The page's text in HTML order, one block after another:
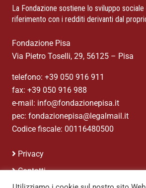
La Fondazione sostiene lo sviluppo
riferimento con i redditi derivanti dal
Fondazione Pisa
Via Pietro Toselli, 29, 56125 – Pisa
telefono: +39 050 916 911
fax: +39 050 916 988
e-mail: info@fondazionepisa.it
pec: fondazionepisa@legalmail.it
Codice fiscale: 00116480500
Privacy
Contatti